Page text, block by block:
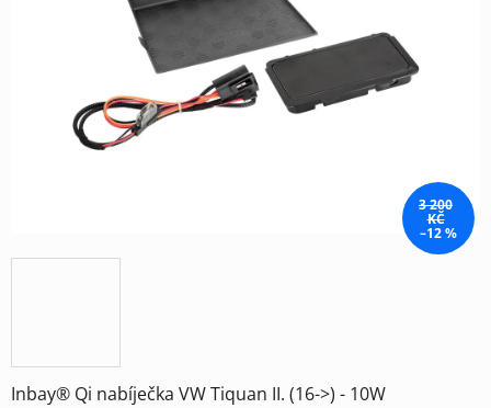
Inbay® Qi nabíječka VW Tiquan II. (16->) - 10W
3 200
KČ
–12 %